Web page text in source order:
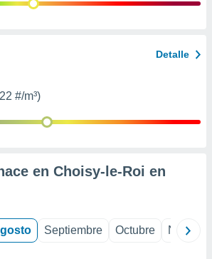
Detalle
#/m³)
en Choisy-le-Roi en
Septiembre Octubre